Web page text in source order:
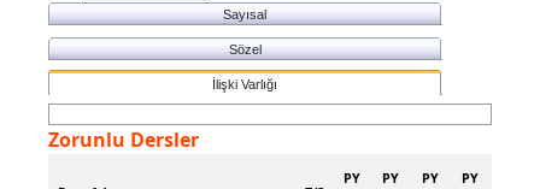
Sayısal
Sözel
İlişki Varlığı
Zorunlu Dersler
PY PY PY PY